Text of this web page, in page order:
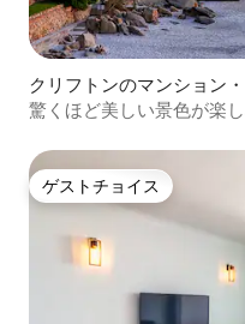
クリフトンのマンション
驚くほど美しい景色が楽
ゲストチョイス
ゲストチョイス